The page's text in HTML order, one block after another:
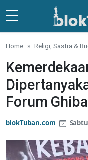
Skip to main content
Home Religi, Sastra &
Forum
blokTuban.com